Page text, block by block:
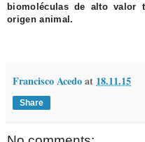
biomoléculas de alto valor
origen animal.
Francisco Acedoat 18.11.15
Share